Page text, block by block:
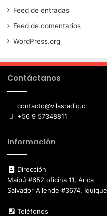
Feed de entradas
Feed de comentarios
WordPress.org
Contáctanos
contacto@vilasradio.cl
+56 9 57348811
Información
Dirección
Maipú #652 oficina 11, Arica
Salvador Allende #3674, Iquique
Teléfonos